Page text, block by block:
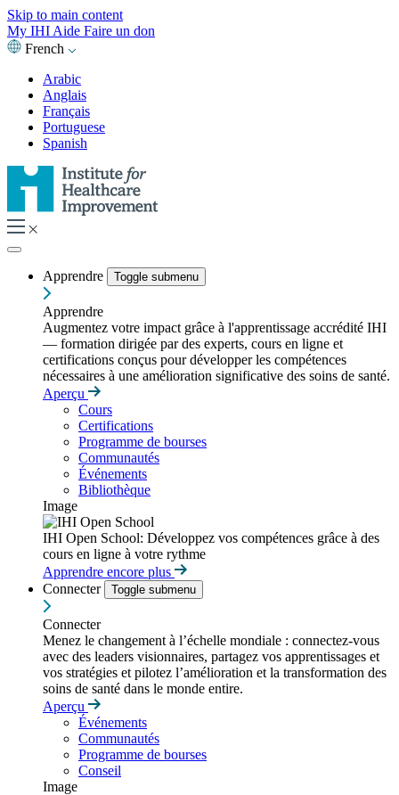
Skip to main content
My IHI Aide Faire un don
French
Arabic
Anglais
Français
Portuguese
Spanish
Apprendre Toggle submenu
Apprendre
Augmentez votre impact grâce à l'apprentissage accrédité IHI
— formation dirigée par des experts, cours en ligne et
certifications conçus pour développer les compétences
nécessaires à une amélioration significative des soins de santé.
Aperçu
Cours
Certifications
Programme de bourses
Communautés
Événements
Bibliothèque
Image
IHI Open School: Développez vos compétences grâce à des
cours en ligne à votre rythme
Apprendre encore plus
Connecter
Toggle submenu
Connecter
Menez le changement à l’échelle mondiale : connectez-vous
avec des leaders visionnaires, partagez vos apprentissages et
vos stratégies et pilotez l’amélioration et la transformation des
soins de santé dans le monde entire.
Aperçu
Événements
Communautés
Programme de bourses
Conseil
Image